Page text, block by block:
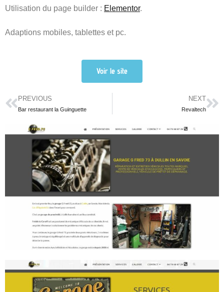
Utilisation du page builder : Elementor.
Adaptions mobiles, tablettes et pc.
Voir le site
PREVIOUS
Bar restaurant la Guinguette
NEXT
Revaltech